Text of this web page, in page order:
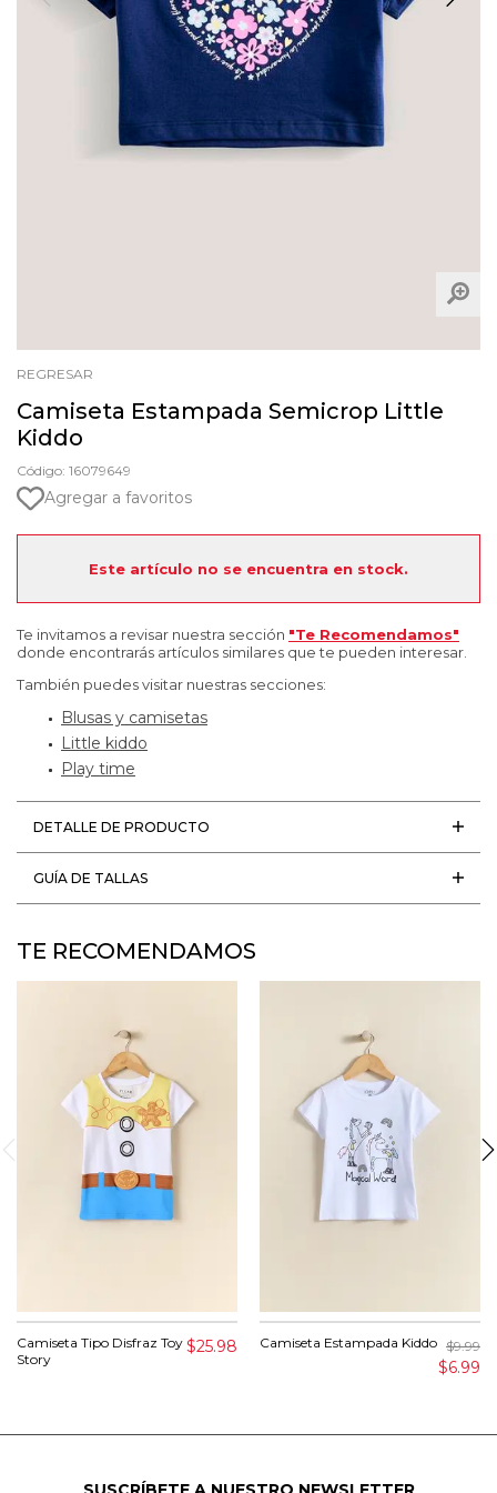
REGRESAR
Camiseta Estampada Semicrop Little
Kiddo
Código: 16079649
Agregar a favoritos
Este artículo no se encuentra en stock.
Te invitamos a revisar nuestra sección "Te Recomendamos"
donde encontrarás artículos similares que te pueden interesar.
También puedes visitar nuestras secciones:
Blusas y camisetas
Little kiddo
Play time
DETALLE DE PRODUCTO
GUÍA DE TALLAS
TE RECOMENDAMOS
Camiseta Tipo Disfraz Toy
Story
$25.98 Camiseta Estampada Kiddo $9.99
$6.99